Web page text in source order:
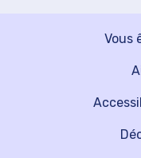
Vous